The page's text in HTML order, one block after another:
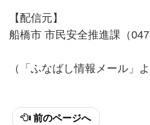
【配信元】
船橋市 市民安全推進課（
（「ふなばし情報メール」よ
前のページへ